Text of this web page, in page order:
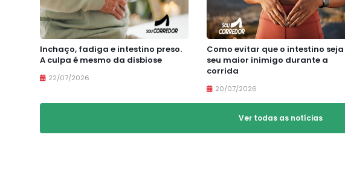
Inchaço, fadiga e intestino preso.
A culpa é mesmo da disbiose
22/07/2026
Como evitar que o intestino seja
seu maior inimigo durante a
corrida
20/07/2026
Ver todas as notícias